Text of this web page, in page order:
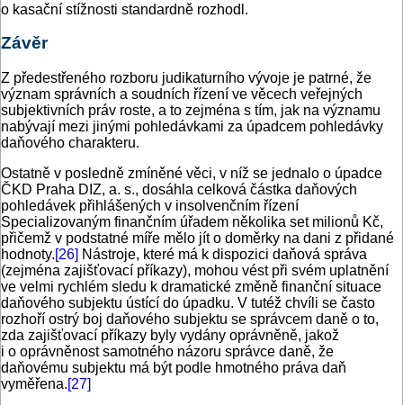
o kasační stížnosti standardně rozhodl.
Závěr
Z předestřeného rozboru judikaturního vývoje je patrné, že
význam správních a soudních řízení ve věcech veřejných
subjektivních práv roste, a to zejména s tím, jak na významu
nabývají mezi jinými pohledávkami za úpadcem pohledávky
daňového charakteru.
Ostatně v posledně zmíněné věci, v níž se jednalo o úpadce
ČKD Praha DIZ, a. s., dosáhla celková částka daňových
pohledávek přihlášených v insolvenčním řízení
Specializovaným finančním úřadem několika set milionů Kč,
přičemž v podstatné míře mělo jít o doměrky na dani z přidané
hodnoty.[26] Nástroje, které má k dispozici daňová správa
(zejména zajišťovací příkazy), mohou vést při svém uplatnění
ve velmi rychlém sledu k dramatické změně finanční situace
daňového subjektu ústící do úpadku. V tutéž chvíli se často
rozhoří ostrý boj daňového subjektu se správcem daně o to,
zda zajišťovací příkazy byly vydány oprávněně, jakož
i o oprávněnost samotného názoru správce daně, že
daňovému subjektu má být podle hmotného práva daň
vyměřena.[27]